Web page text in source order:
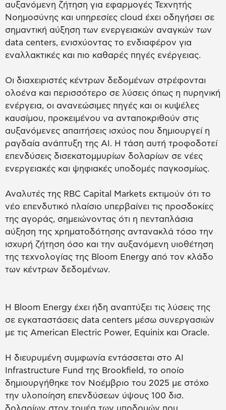
αυξανόμενη ζήτηση για εφαρμογές Τεχνητής
Νοημοσύνης και υπηρεσίες cloud έχει οδηγήσει σε
σημαντική αύξηση των ενεργειακών αναγκών των
data centers, ενισχύοντας το ενδιαφέρον για
εναλλακτικές και πιο καθαρές πηγές ενέργειας.
Οι διαχειριστές κέντρων δεδομένων στρέφονται
ολοένα και περισσότερο σε λύσεις όπως η πυρηνική
ενέργεια, οι ανανεώσιμες πηγές και οι κυψέλες
καυσίμου, προκειμένου να ανταποκριθούν στις
αυξανόμενες απαιτήσεις ισχύος που δημιουργεί η
ραγδαία ανάπτυξη της AI. Η τάση αυτή τροφοδοτεί
επενδύσεις δισεκατομμυρίων δολαρίων σε νέες
ενεργειακές και ψηφιακές υποδομές παγκοσμίως.
Αναλυτές της RBC Capital Markets εκτιμούν ότι το
νέο επενδυτικό πλαίσιο υπερβαίνει τις προσδοκίες
της αγοράς, σημειώνοντας ότι η πενταπλάσια
αύξηση της χρηματοδότησης αντανακλά τόσο την
ισχυρή ζήτηση όσο και την αυξανόμενη υιοθέτηση
της τεχνολογίας της Bloom Energy από τον κλάδο
των κέντρων δεδομένων.
Η Bloom Energy έχει ήδη αναπτύξει τις λύσεις της
σε εγκαταστάσεις data centers μέσω συνεργασιών
με τις American Electric Power, Equinix και Oracle.
Η διευρυμένη συμφωνία εντάσσεται στο AI
Infrastructure Fund της Brookfield, το οποίο
δημιουργήθηκε τον Νοέμβριο του 2025 με στόχο
την υλοποίηση επενδύσεων ύψους 100 δισ.